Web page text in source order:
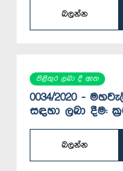
බලන්න
පිළිතුර ලබා දී ඇත
0034/2020 -
සඳහා ලබා දීම:
බලන්න